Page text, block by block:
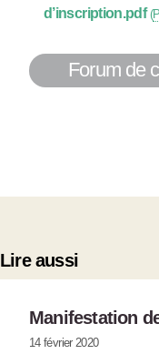
d’inscription.pdf (
Forum de
Lire aussi
Manifestation
14 février 2020